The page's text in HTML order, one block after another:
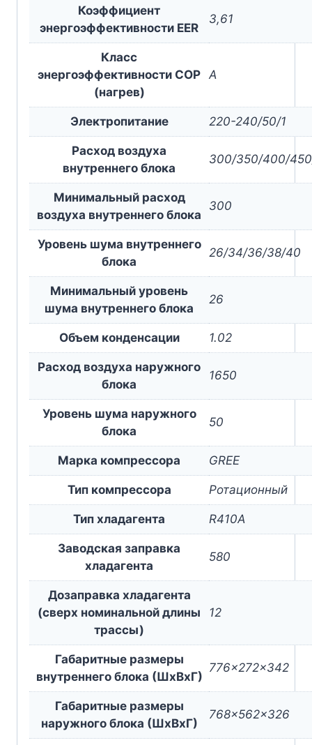
Коэффициент
энергоэффективности EER
3,61
Класс
энергоэффективности COP
(нагрев)
A
Электропитание 220-240/50/1
Расход воздуха
внутреннего блока
300/350/400/
Минимальный расход
воздуха внутреннего блока
300
Уровень шума внутреннего
блока
26/34/36/38/40
Минимальный уровень
шума внутреннего блока
26
Объем конденсации 1.02
Расход воздуха наружного
блока
1650
Уровень шума наружного
блока
50
Марка компрессора GREE
Тип компрессора Ротационный
Тип хладагента R410A
Заводская заправка
хладагента
580
Дозаправка хладагента
(сверх номинальной длины
трассы)
12
Габаритные размеры
внутреннего блока (ШxВxГ)
776x272x342
Габаритные размеры
наружного блока (ШxВxГ)
768x562x326